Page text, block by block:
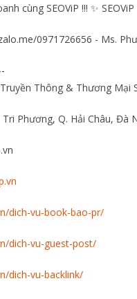
cùng SEOViP !!! ✨
0971726656 - Ms.
Thông & Thương Mại
Phương, Q. Hải Châu, Đà
dich-vu-book-bao-pr/
dich-vu-guest-post/
dich-vu-backlink/